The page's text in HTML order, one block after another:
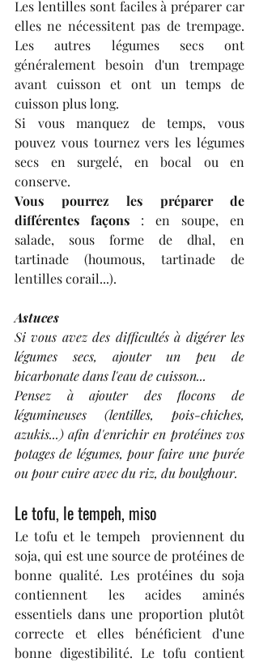
Les lentilles sont faciles à préparer car
elles ne nécessitent pas de trempage.
Les autres légumes secs ont
généralement besoin d'un trempage
avant cuisson et ont un temps de
cuisson plus long.
Si vous manquez de temps, vous
pouvez vous tournez vers les légumes
secs en surgelé, en bocal ou en
conserve.
Vous pourrez les préparer de
différentes façons : en soupe, en
salade, sous forme de dhal, en
tartinade (houmous, tartinade de
lentilles corail...).
Astuces
Si vous avez des difficultés à digérer les
légumes secs, ajouter un peu de
bicarbonate dans l'eau de cuisson...
Pensez à ajouter des flocons de
légumineuses (lentilles, pois-chiches,
azukis...) afin d'enrichir en protéines vos
potages de légumes, pour faire une purée
ou pour cuire avec du riz, du boulghour.
Le tofu, le tempeh, miso
Le tofu et le tempeh  proviennent du
soja, qui est une source de protéines de
bonne qualité. Les protéines du soja
contiennent les acides aminés
essentiels dans une proportion plutôt
correcte et elles bénéficient d’une
bonne digestibilité. Le tofu contient